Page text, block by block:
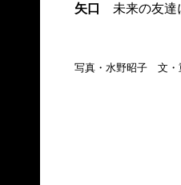
矢口
未来の友達
写真・水野昭子 文・